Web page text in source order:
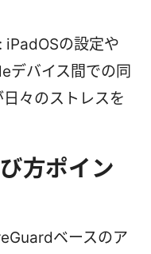
: iPadOSの設定や
デバイス間での同
日々のストレスを
方ポイン
ベースのア